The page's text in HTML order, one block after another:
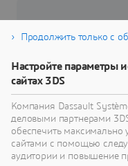
О
вносит
прогресс. Мы
виртуальные
устойчивых
копии
и приложений
Продолжить только с
Настройте параметры
сайтах 3DS
Компания Dassault
деловыми партнерами
обеспечить
сайтами с помощью
аудитории и повышение